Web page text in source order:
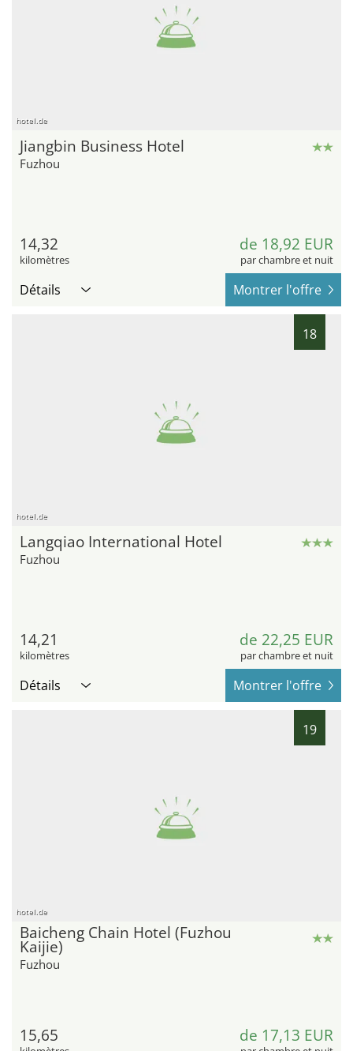
hotel.de
Jiangbin Business Hotel
Fuzhou
14,32
kilomètres
de 18,92 EUR
par chambre et nuit
Détails Montrer l'offre
18
hotel.de
Langqiao International Hotel
Fuzhou
14,21
kilomètres
de 22,25 EUR
par chambre et nuit
Détails Montrer l'offre
19
hotel.de
Baicheng Chain Hotel (Fuzhou
Kaijie)
Fuzhou
15,65 de 17,13 EUR